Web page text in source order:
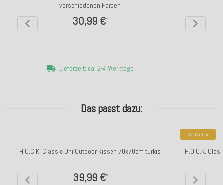
verschiedenen Farben
30,99 €*
Lieferzeit: ca. 2-4 Werktage
Das passt dazu:
H.O.C.K. Classic Uni Outdoor Kissen 70x70cm türkis
39,99 €*
Bestseller
H.O.C.K.